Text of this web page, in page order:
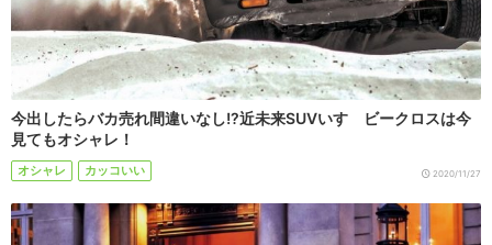
今出したらバカ売れ間違いなし!?近未来SUVいすゞビークロスは今
見てもオシャレ！
オシャレ カッコいい 2020/11/27